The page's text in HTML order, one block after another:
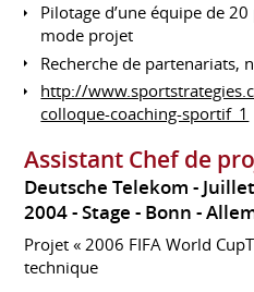
Pilotage d’une équipe de
mode projet
Recherche de partenariats,
http://
colloque-coaching-sportif_1
Assistant Chef de
Deutsche Telekom
2004 Stage Bonn
Projet « 2006 FIFA World
technique